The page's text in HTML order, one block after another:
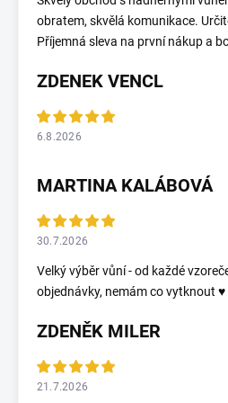
obratem, skvělá komunikace.
Příjemná sleva na první nákup a
ZDENEK VENCL
6.8.2026
MARTINA KALÁBOVÁ
30.7.2026
Velký výběr vůní - od každé
objednávky, nemám co vytknout ♥️
ZDENĚK MILER
21.7.2026